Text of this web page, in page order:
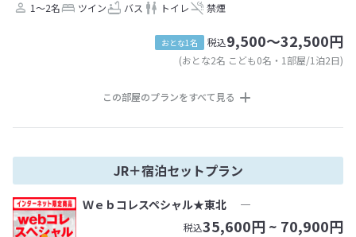
1～2名 ツイン バス トイレ 禁煙
おとな1名 税込9,500～32,500円
(おとな2名 こども0名・1部屋/1泊2日)
この部屋のプランをすべて見る
JR＋宿泊セットプラン
Ｗｅｂコレスペシャル★東北 ―
税込35,600円 ~ 70,900円